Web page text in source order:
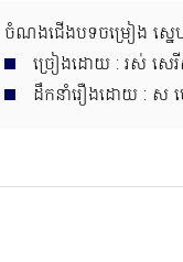
ចំណងជើងបទចម្រៀង ស្ន
ច្រៀងដោយ : រស់​ សេរី
ដឹកនាំរឿងដោយ : ស